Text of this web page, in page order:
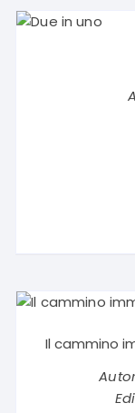
Il cammino